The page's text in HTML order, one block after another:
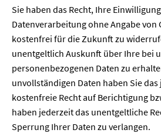
Sie haben das Recht, Ihre
Datenverarbeitung ohne Angabe
kostenfrei für die Zukunft zu
unentgeltlich Auskunft über Ihre bei
personenbezogenen Daten zu
unvollständigen Daten haben Sie
kostenfreie Recht auf Berichtigung
haben jederzeit das unentgeltliche
Sperrung Ihrer Daten zu verlangen.